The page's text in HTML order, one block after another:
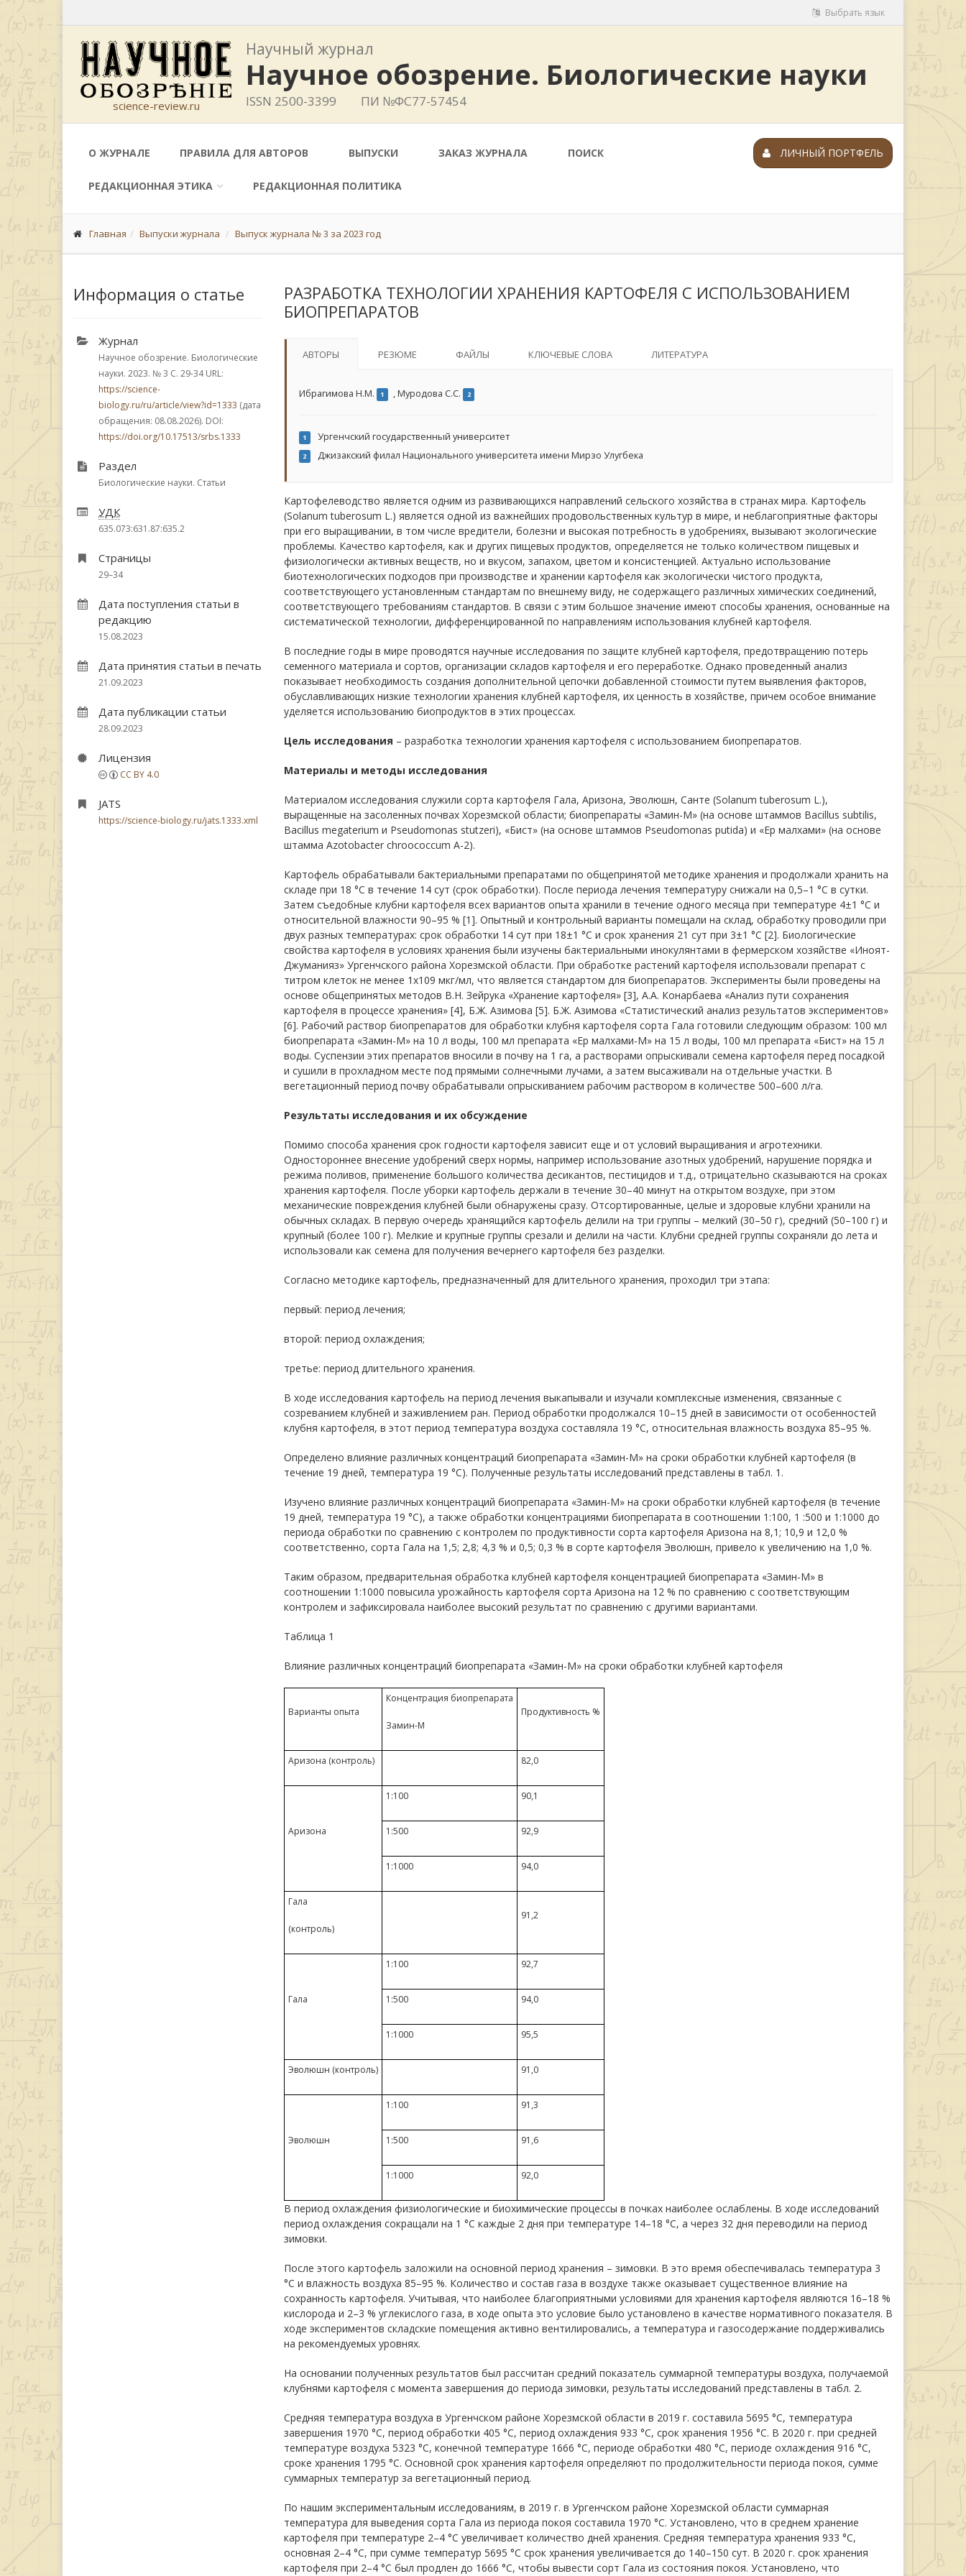
Выбрать язык
science-review.ru
Научный журнал
Научное обозрение. Биологические науки
ISSN 2500-3399 ПИ №ФС77-57454
О ЖУРНАЛЕ ПРАВИЛА ДЛЯ АВТОРОВ ВЫПУСКИ ЗАКАЗ ЖУРНАЛА ПОИСК
РЕДАКЦИОННАЯ ЭТИКА РЕДАКЦИОННАЯ ПОЛИТИКА
ЛИЧНЫЙ ПОРТФЕЛЬ
Главная Выпуски журнала Выпуск журнала № 3 за 2023 год
Информация о статье
Журнал
Научное обозрение. Биологические
науки. 2023. № 3 С. 29-34URL:
https://science-
biology.ru/ru/article/view?id=1333 (дата
обращения: 08.08.2026). DOI:
https://doi.org/10.17513/srbs.1333
Раздел
Биологические науки. Статьи
УДК
635.073:631.87:635.2
Страницы
29–34
Дата поступления статьи в
редакцию
15.08.2023
Дата принятия статьи в печать
21.09.2023
Дата публикации статьи
28.09.2023
Лицензия
CC BY 4.0
JATS
https://science-biology.ru/jats.1333.xml
РАЗРАБОТКА ТЕХНОЛОГИИ ХРАНЕНИЯ КАРТОФЕЛЯ С ИСПОЛЬЗОВАНИЕМ
БИОПРЕПАРАТОВ
АВТОРЫ РЕЗЮМЕ ФАЙЛЫ КЛЮЧЕВЫЕ СЛОВА ЛИТЕРАТУРА
Ибрагимова Н.М. 1 ,Муродова С.С. 2
1 Ургенчский государственный университет
2 Джизакский филал Национального университета имени Мирзо Улугбека
Картофелеводство является одним из развивающихся направлений сельского хозяйства в странах мира. Картофель
(Solanum tuberosum L.) является одной из важнейших продовольственных культур в мире, и неблагоприятные факторы
при его выращивании, в том числе вредители, болезни и высокая потребность в удобрениях, вызывают экологические
проблемы. Качество картофеля, как и других пищевых продуктов, определяется не только количеством пищевых и
физиологически активных веществ, но и вкусом, запахом, цветом и консистенцией. Актуально использование
биотехнологических подходов при производстве и хранении картофеля как экологически чистого продукта,
соответствующего установленным стандартам по внешнему виду, не содержащего различных химических соединений,
соответствующего требованиям стандартов. В связи с этим большое значение имеют способы хранения, основанные на
систематической технологии, дифференцированной по направлениям использования клубней картофеля.
В последние годы в мире проводятся научные исследования по защите клубней картофеля, предотвращению потерь
семенного материала и сортов, организации складов картофеля и его переработке. Однако проведенный анализ
показывает необходимость создания дополнительной цепочки добавленной стоимости путем выявления факторов,
обуславливающих низкие технологии хранения клубней картофеля, их ценность в хозяйстве, причем особое внимание
уделяется использованию биопродуктов в этих процессах.
Цель исследования – разработка технологии хранения картофеля с использованием биопрепаратов.
Материалы и методы исследования
Материалом исследования служили сорта картофеля Гала, Аризона, Эволюшн, Санте (Solanum tuberosum L.),
выращенные на засоленных почвах Хорезмской области; биопрепараты «Замин-М» (на основе штаммов Bacillus subtilis,
Bacillus megaterium и Pseudomonas stutzeri), «Бист» (на основе штаммов Pseudomonas putida) и «Ер малхами» (на основе
штамма Azotobacter chroococcum А-2).
Картофель обрабатывали бактериальными препаратами по общепринятой методике хранения и продолжали хранить на
складе при 18 °С в течение 14 сут (срок обработки). После периода лечения температуру снижали на 0,5–1 °C в сутки.
Затем съедобные клубни картофеля всех вариантов опыта хранили в течение одного месяца при температуре 4±1 °С и
относительной влажности 90–95 % [1]. Опытный и контрольный варианты помещали на склад, обработку проводили при
двух разных температурах: срок обработки 14 сут при 18±1 °С и срок хранения 21 сут при 3±1 °С [2]. Биологические
свойства картофеля в условиях хранения были изучены бактериальными инокулянтами в фермерском хозяйстве «Иноят-
Джуманияз» Ургенчского района Хорезмской области. При обработке растений картофеля использовали препарат с
титром клеток не менее 1х109 мкг/мл, что является стандартом для биопрепаратов. Эксперименты были проведены на
основе общепринятых методов В.Н. Зейрука «Хранение картофеля» [3], А.А. Конарбаева «Анализ пути сохранения
картофеля в процессе хранения» [4], Б.Ж. Азимова [5]. Б.Ж. Азимова «Статистический анализ результатов экспериментов»
[6]. Рабочий раствор биопрепаратов для обработки клубня картофеля сорта Гала готовили следующим образом: 100 мл
биопрепарата «Замин-М» на 10 л воды, 100 мл препарата «Ер малхами-М» на 15 л воды, 100 мл препарата «Бист» на 15 л
воды. Суспензии этих препаратов вносили в почву на 1 га, а растворами опрыскивали семена картофеля перед посадкой
и сушили в прохладном месте под прямыми солнечными лучами, а затем высаживали на отдельные участки. В
вегетационный период почву обрабатывали опрыскиванием рабочим раствором в количестве 500–600 л/га.
Результаты исследования и их обсуждение
Помимо способа хранения срок годности картофеля зависит еще и от условий выращивания и агротехники.
Одностороннее внесение удобрений сверх нормы, например использование азотных удобрений, нарушение порядка и
режима поливов, применение большого количества десикантов, пестицидов и т.д., отрицательно сказываются на сроках
хранения картофеля. После уборки картофель держали в течение 30–40 минут на открытом воздухе, при этом
механические повреждения клубней были обнаружены сразу. Отсортированные, целые и здоровые клубни хранили на
обычных складах. В первую очередь хранящийся картофель делили на три группы – мелкий (30–50 г), средний (50–100 г) и
крупный (более 100 г). Мелкие и крупные группы срезали и делили на части. Клубни средней группы сохраняли до лета и
использовали как семена для получения вечернего картофеля без разделки.
Согласно методике картофель, предназначенный для длительного хранения, проходил три этапа:
первый: период лечения;
второй: период охлаждения;
третье: период длительного хранения.
В ходе исследования картофель на период лечения выкапывали и изучали комплексные изменения, связанные с
созреванием клубней и заживлением ран. Период обработки продолжался 10–15 дней в зависимости от особенностей
клубня картофеля, в этот период температура воздуха составляла 19 °С, относительная влажность воздуха 85–95 %.
Определено влияние различных концентраций биопрепарата «Замин-М» на сроки обработки клубней картофеля (в
течение 19 дней, температура 19 °С). Полученные результаты исследований представлены в табл. 1.
Изучено влияние различных концентраций биопрепарата «Замин-М» на сроки обработки клубней картофеля (в течение
19 дней, температура 19 °С), а также обработки концентрациями биопрепарата в соотношении 1:100, 1 :500 и 1:1000 до
периода обработки по сравнению с контролем по продуктивности сорта картофеля Аризона на 8,1; 10,9 и 12,0 %
соответственно, сорта Гала на 1,5; 2,8; 4,3 % и 0,5; 0,3 % в сорте картофеля Эволюшн, привело к увеличению на 1,0 %.
Таким образом, предварительная обработка клубней картофеля концентрацией биопрепарата «Замин-М» в
соотношении 1:1000 повысила урожайность картофеля сорта Аризона на 12 % по сравнению с соответствующим
контролем и зафиксировала наиболее высокий результат по сравнению с другими вариантами.
Таблица 1
Влияние различных концентраций биопрепарата «Замин-М» на сроки обработки клубней картофеля
Варианты опыта
Концентрация биопрепарата
Замин-М
Продуктивность %
Аризона (контроль) 82,0
Аризона
1:100 90,1
1:500 92,9
1:1000 94,0
Гала
(контроль)
91,2
Гала
1:100 92,7
1:500 94,0
1:1000 95,5
Эволюшн (контроль) 91,0
Эволюшн
1:100 91,3
1:500 91,6
1:1000 92,0
В период охлаждения физиологические и биохимические процессы в почках наиболее ослаблены. В ходе исследований
период охлаждения сокращали на 1 °С каждые 2 дня при температуре 14–18 °С, а через 32 дня переводили на период
зимовки.
После этого картофель заложили на основной период хранения – зимовки. В это время обеспечивалась температура 3
°С и влажность воздуха 85–95 %. Количество и состав газа в воздухе также оказывает существенное влияние на
сохранность картофеля. Учитывая, что наиболее благоприятными условиями для хранения картофеля являются 16–18 %
кислорода и 2–3 % углекислого газа, в ходе опыта это условие было установлено в качестве нормативного показателя. В
ходе экспериментов складские помещения активно вентилировались, а температура и газосодержание поддерживались
на рекомендуемых уровнях.
На основании полученных результатов был рассчитан средний показатель суммарной температуры воздуха, получаемой
клубнями картофеля с момента завершения до периода зимовки, результаты исследований представлены в табл. 2.
Средняя температура воздуха в Ургенчском районе Хорезмской области в 2019 г. составила 5695 °С, температура
завершения 1970 °С, период обработки 405 °С, период охлаждения 933 °С, срок хранения 1956 °С. В 2020 г. при средней
температуре воздуха 5323 °С, конечной температуре 1666 °С, периоде обработки 480 °С, периоде охлаждения 916 °С,
сроке хранения 1795 °С. Основной срок хранения картофеля определяют по продолжительности периода покоя, сумме
суммарных температур за вегетационный период.
По нашим экспериментальным исследованиям, в 2019 г. в Ургенчском районе Хорезмской области суммарная
температура для выведения сорта Гала из периода покоя составила 1970 °С. Установлено, что в среднем хранение
картофеля при температуре 2–4 °С увеличивает количество дней хранения. Средняя температура хранения 933 °С,
основная 2–4 °С, при сумме температур 5695 °С срок хранения увеличивается до 140–150 сут. В 2020 г. срок хранения
картофеля при 2–4 °С был продлен до 1666 °С, чтобы вывести сорт Гала из состояния покоя. Установлено, что